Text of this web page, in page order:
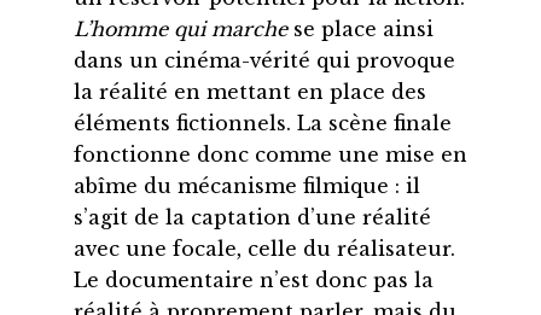
L’homme qui marchese place ainsi
dans un cinéma-vérité qui provoque
la réalité en mettant en place des
éléments fictionnels. La scène finale
fonctionne donc comme une mise en
abîme du mécanisme filmique : il
s’agit de la captation d’une réalité
avec une focale, celle du réalisateur.
Le documentaire n’est donc pas la